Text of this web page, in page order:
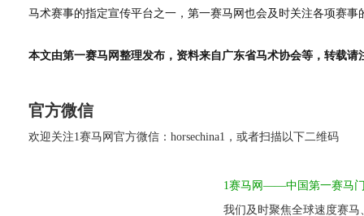
马术赛事的指定宣传平台之一，第一赛马网也会及时关注各项赛事
本文由第一赛马网整理发布，资料来自广东省马术协会等，转载请
官方微信
欢迎关注1赛马网官方微信：horsechina1，或者扫描以下二维码
1赛马网——中国第一赛马
我们及时聚焦全球速度赛